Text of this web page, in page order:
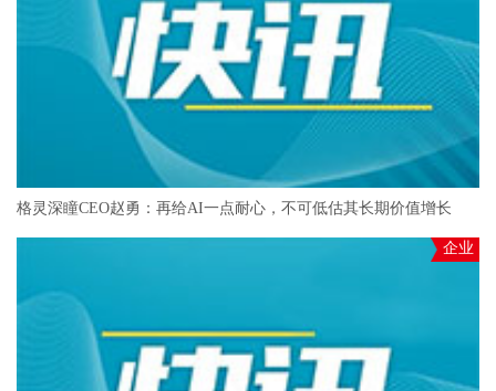
格灵深瞳CEO赵勇：再给AI一点耐心，不可低估其长期价值增长
企业